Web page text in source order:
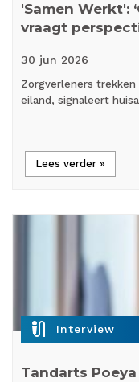
'Samen Werkt':
vraagt
30 jun 2026
Zorgverleners
eiland, signaleert
Lees verder »
mic_external_on Interview
Tandarts